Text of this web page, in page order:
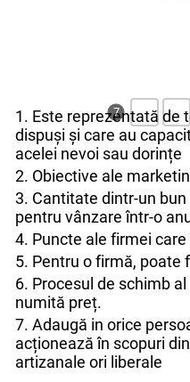
7
1. Este reprezentată de
dispuși și care au
acelei nevoi sau dorințe
2. Obiective ale
3. Cantitate dintr-un
pentru vânzare într-o
4. Puncte ale firmei
5. Pentru o firmă, poate
6. Procesul de schimb
numită preț.
7. Adaugă in orice
acționează în scopuri
artizanale ori liberale